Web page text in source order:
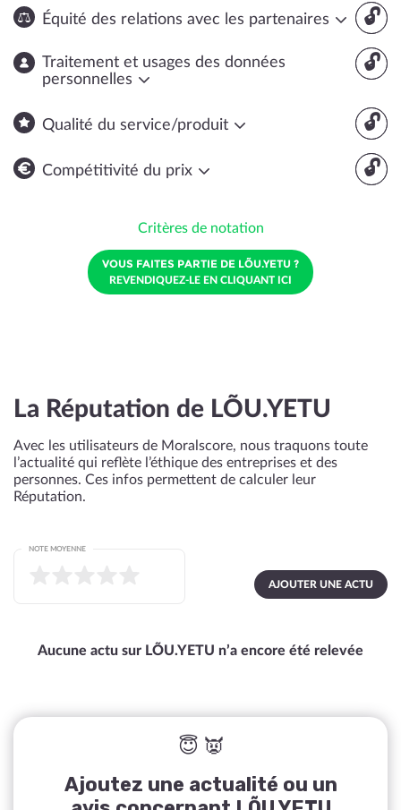
🔓
Équité des relations avec les partenaires
🔓
Traitement et usages des données
personnelles
🔓
Qualité du service/produit
🔓
Compétitivité du prix
Critères de notation
VOUS FAITES PARTIE DE LÕU.YETU ?
REVENDIQUEZ-LE EN CLIQUANT ICI
La Réputation de LÕU.YETU
Avec les utilisateurs de Moralscore, nous traquons toute
l’actualité qui reflète l’éthique des entreprises et des
personnes. Ces infos permettent de calculer leur
Réputation.
AJOUTER UNE ACTU
NOTE MOYENNE
Aucune actu sur LÕU.YETU n’a encore été relevée
😇 👿
Ajoutez une actualité ou un